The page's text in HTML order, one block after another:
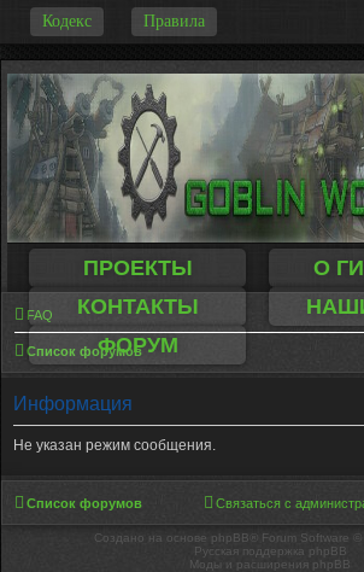
Кодекс Правила
ПРОЕКТЫ
О
КОНТАКТЫ
ФОРУМ
FAQ
Список форумов
Информация
Не указан режим сообщения.
Список форумов Связаться с
Создано на основе phpBB® Forum Software ©
Русская поддержка phpBB
Моды и расширения phpBB